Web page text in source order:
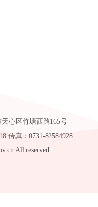
心区竹塘西路165号
传真：0731-82584928
All reserved.